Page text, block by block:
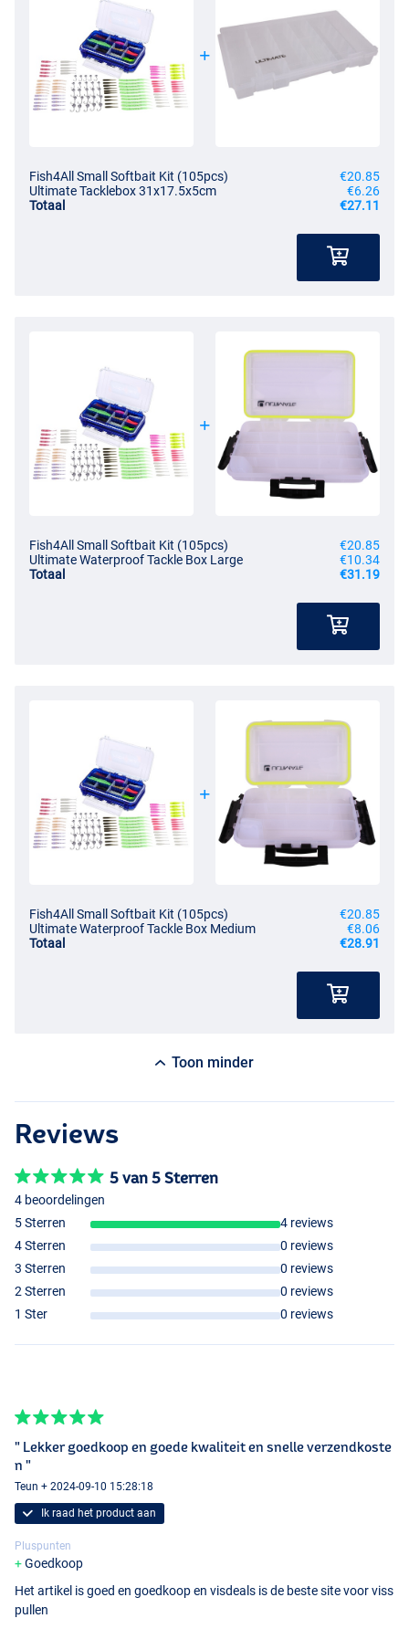
Fish4All Small Softbait Kit (105pcs)
€20.85
Ultimate Tacklebox 31x17.5x5cm
€6.26
Totaal
€27.11
Fish4All Small Softbait Kit (105pcs)
€20.85
Ultimate Waterproof Tackle Box Large
€10.34
Totaal
€31.19
Fish4All Small Softbait Kit (105pcs)
€20.85
Ultimate Waterproof Tackle Box Medium
€8.06
Totaal
€28.91
Toon minder
Reviews
5 van 5 Sterren
4 beoordelingen
5 Sterren
4 reviews
4 Sterren
0 reviews
3 Sterren
0 reviews
2 Sterren
0 reviews
1 Ster
0 reviews
" Lekker goedkoop en goede kwaliteit en snelle verzendkoste
n "
Teun + 2024-09-10 15:28:18
Ik raad het product aan
Pluspunten
Goedkoop
Het artikel is goed en goedkoop en visdeals is de beste site voor viss
pullen